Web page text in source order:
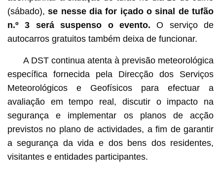
(sábado),se nesse dia for içado o sinal de tufão
n.º 3 será suspenso o evento. O serviço de
autocarros gratuitos também deixa de funcionar.
A DST continua atenta à previsão meteorológica
específica fornecida pela Direcção dos Serviços
Meteorológicos e Geofísicos para efectuar a
avaliação em tempo real, discutir o impacto na
segurança e implementar os planos de acção
previstos no plano de actividades, a fim de garantir
a segurança da vida e dos bens dos residentes,
visitantes e entidades participantes.